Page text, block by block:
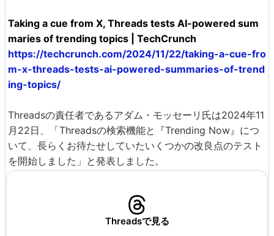
Taking a cue from X, Threads tests AI-powered sum
maries of trending topics | TechCrunch
https://techcrunch.com/2024/11/22/taking-a-cue-fro
m-x-threads-tests-ai-powered-summaries-of-trend
ing-topics/
Threadsの責任者であるアダム・モッセーリ氏は2024年11
月22日、「Threadsの検索機能と『Trending Now』につ
いて、長らくお待たせしていたいくつかの改良点のテスト
を開始しました」と発表しました。
Threadsで見る